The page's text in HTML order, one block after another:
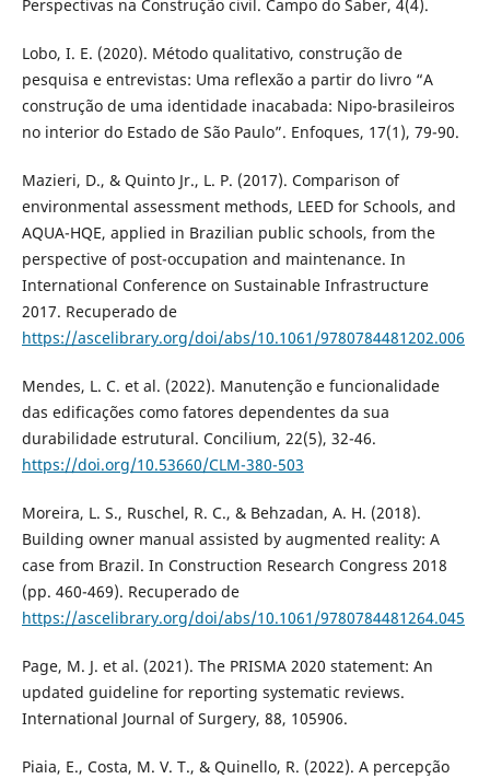
Perspectivas na Construção civil. Campo do Saber, 4(4).
Lobo, I. E. (2020). Método qualitativo, construção de
pesquisa e entrevistas: Uma reflexão a partir do livro “A
construção de uma identidade inacabada: Nipo-brasileiros
no interior do Estado de São Paulo”. Enfoques, 17(1), 79-90.
Mazieri, D., & Quinto Jr., L. P. (2017). Comparison of
environmental assessment methods, LEED for Schools, and
AQUA-HQE, applied in Brazilian public schools, from the
perspective of post-occupation and maintenance. In
International Conference on Sustainable Infrastructure
2017. Recuperado de
https://ascelibrary.org/doi/abs/10.1061/9780784481202.006
Mendes, L. C. et al. (2022). Manutenção e funcionalidade
das edificações como fatores dependentes da sua
durabilidade estrutural. Concilium, 22(5), 32-46.
https://doi.org/10.53660/CLM-380-503
Moreira, L. S., Ruschel, R. C., & Behzadan, A. H. (2018).
Building owner manual assisted by augmented reality: A
case from Brazil. In Construction Research Congress 2018
(pp. 460-469). Recuperado de
https://ascelibrary.org/doi/abs/10.1061/9780784481264.045
Page, M. J. et al. (2021). The PRISMA 2020 statement: An
updated guideline for reporting systematic reviews.
International Journal of Surgery, 88, 105906.
Piaia, E., Costa, M. V. T., & Quinello, R. (2022). A percepção